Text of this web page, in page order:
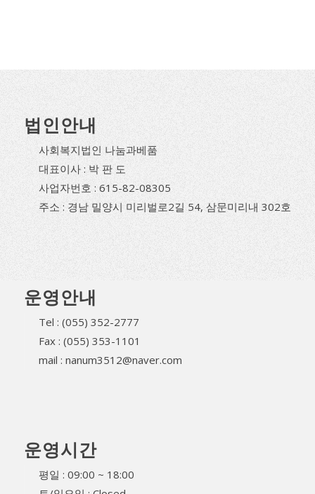
법인안내
사회복지법인 나눔과베품
대표이사 : 박 판 도
사업자번호 : 615-82-08305
주소 : 경남 밀양시 미리벌로2길 54, 삼문미리내 302호
운영안내
Tel : (055) 352-2777
Fax : (055) 353-1101
mail : nanum3512@naver.com
운영시간
평일 : 09:00 ~ 18:00